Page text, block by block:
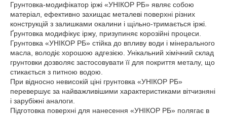
Грунтовка-модифікатор іржі «УНІКОР РБ» являє собою
матеріал, ефективно захищає металеві поверхні різних
конструкцій з залишками окалини і щільно-тримається іржі.
Ґрунтовка модифікує іржу, призупиняє корозійні процеси.
Грунтовка «УНІКОР РБ» стійка до впливу води і мінерального
масла, володіє хорошою адгезією. Унікальний хімічний склад
грунтовки дозволяє застосовувати її для покриття металу, що
стикається з питною водою.
При відносно невисокій ціні грунтовка «УНІКОР РБ»
перевершує за найважливішими характеристиками вітчизняні
і зарубіжні аналоги.
Підготовка поверхні для нанесення «УНІКОР РБ» полягає в